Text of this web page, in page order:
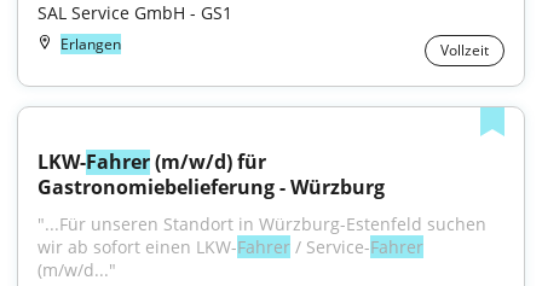
SAL Service GmbH - GS1
Erlangen Vollzeit
LKW-Fahrer (m/w/d) für
Gastronomiebelieferung - Würzburg
"...Für unseren Standort in Würzburg-Estenfeld suchen
wir ab sofort einen LKW-Fahrer / Service-Fahrer
(m/w/d..."